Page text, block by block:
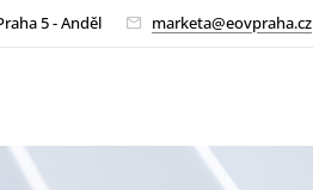
5 - Anděl marketa@eovpraha.cz